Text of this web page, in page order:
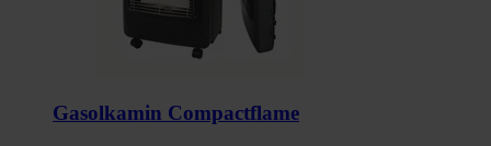
Gasolkamin Compactflame